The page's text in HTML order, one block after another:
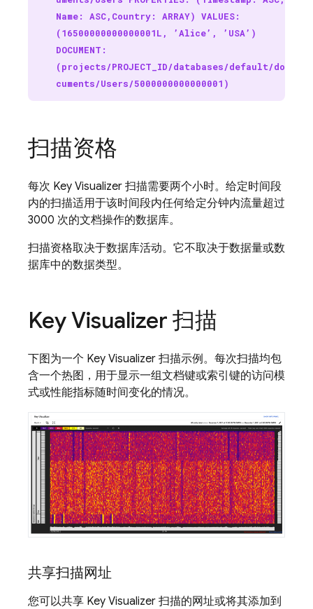
Name: ASC,Country: ARRAY) VALUES:
(16500000000000001L, ’Alice’, ’USA’)
DOCUMENT:
(projects/PROJECT_ID/databases/default/do
cuments/Users/5000000000000001)
扫描资格
每次 Key Visualizer 扫描需要两个小时。给定时间段
内的扫描适用于该时间段内任何给定分钟内流量超过
3000 次的文档操作的数据库。
扫描资格取决于数据库活动。它不取决于数据量或数
据库中的数据类型。
Key Visualizer 扫描
下图为一个 Key Visualizer 扫描示例。每次扫描均包
含一个热图，用于显示一组文档键或索引键的访问模
式或性能指标随时间变化的情况。
共享扫描网址
您可以共享 Key Visualizer 扫描的网址或将其添加到